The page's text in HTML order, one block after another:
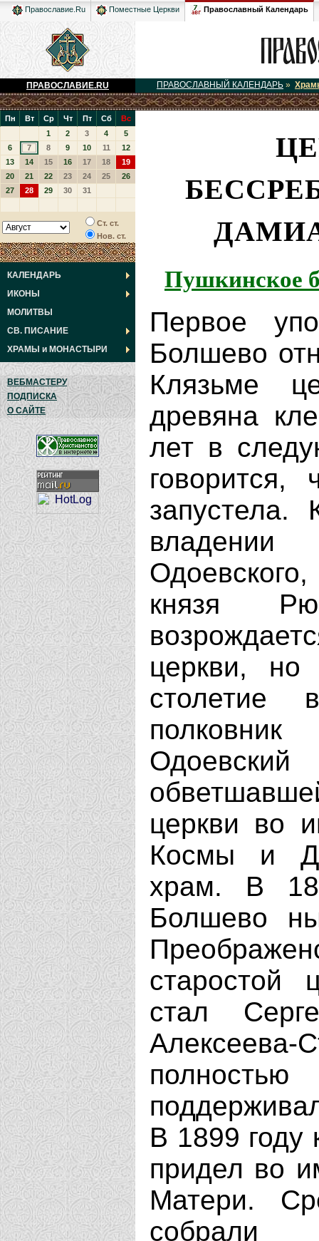
Православие.Ru Поместные Церкви Православный Календарь
ПРАВОСЛАВИЕ.RU ПРАВОСЛАВНЫЙ КАЛЕНДАРЬ »
Пн Вт Ср Чт Пт Сб
Вс
1
2 3 4
5
6
7 8 9 10 11
12
13
14 15 16 17 18
19
20
21 22 23 24 25
26
27
28 29 30 31
Ст. ст.
Нов. ст.
КАЛЕНДАРЬ
ИКОНЫ
МОЛИТВЫ
СВ. ПИСАНИЕ
ХРАМЫ и МОНАСТЫРИ
ВЕБМАСТЕРУ
ПОДПИСКА
О САЙТЕ
Пушкинское
Первое
Болшево
Клязьме
древяна
лет в
говорится,
князя
церкви, но
столетие
церкви во
Космы и
храм. В
Болшево
стал
Алексеева-
В 1899 году
придел во
Матери.
собрали